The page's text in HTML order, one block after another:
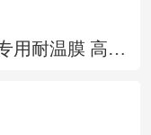
供应专用耐温膜 高温可重复使用，宽幅可定制。耐温PET膜